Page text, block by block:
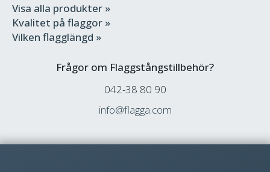
Visa alla produkter »
Kvalitet på flaggor »
Vilken flagglängd »
Frågor om Flaggstångstillbehör?
042-38 80 90
info@flagga.com